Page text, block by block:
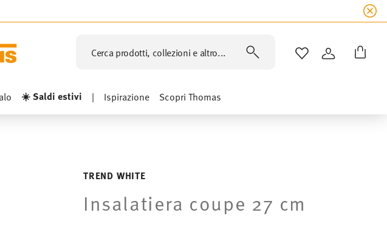
Cerca prodotti, collezioni e altro... LISTA DESIDERI
ACCEDI
☀️ Saldi estivi | Ispirazione Scopri Thomas
TREND WHITE
Insalatiera coupe 27 cm